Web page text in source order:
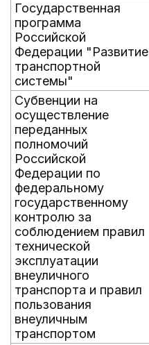
Государственная
программа
Российской
Федерации "Развитие
транспортной
системы"
Субвенции на
осуществление
переданных
полномочий
Российской
Федерации по
федеральному
государственному
контролю за
соблюдением правил
технической
эксплуатации
внеуличного
транспорта и правил
пользования
внеуличным
транспортом